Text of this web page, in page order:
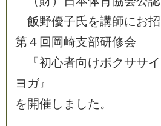
飯野優子氏を講師にお招
第 ４ 回 岡崎支部研修会
『初心者向けボクササイ
ヨ ガ』
を開催 し ま した。